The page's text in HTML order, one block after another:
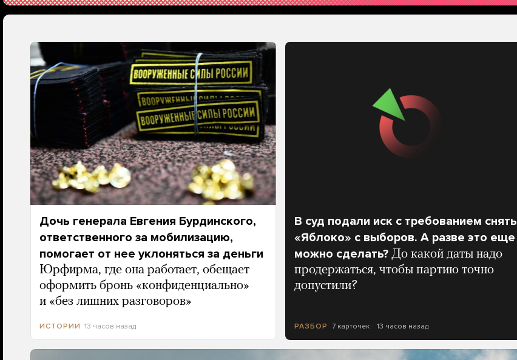
Дочь генерала Евгения Бурдинского,
ответственного за мобилизацию,
помогает от нее уклоняться за деньги
Юрфирма, где она работает, обещает
оформить бронь «конфиденциально»
и «без лишних разговоров»
ИСТОРИИ 13 часов назад
В суд подали иск с требованием снять
«Яблоко» с выборов. А разве это еще
можно сделать? До какой даты надо
продержаться, чтобы партию точно
допустили?
РАЗБОР 7 карточек 13 часов назад